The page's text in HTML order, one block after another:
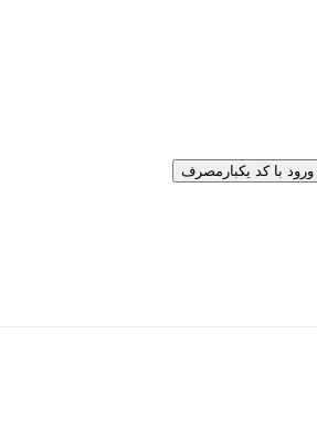
ورود با کد یکبارمصرف